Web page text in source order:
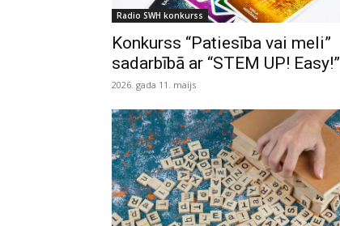
Radio SWH konkurss
Konkurss “Patiesība vai meli”
sadarbībā ar “STEM UP! Easy!”
2026. gada 11. maijs